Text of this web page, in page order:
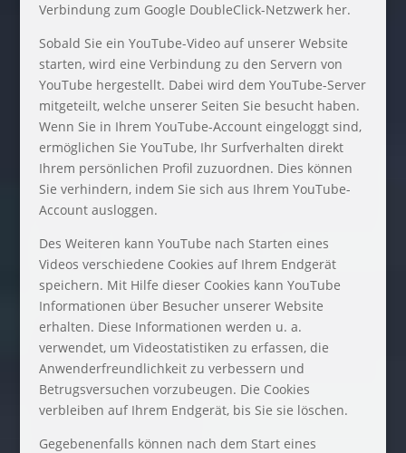
Verbindung zum Google DoubleClick-Netzwerk her.
Sobald Sie ein YouTube-Video auf unserer Website
starten, wird eine Verbindung zu den Servern von
YouTube hergestellt. Dabei wird dem YouTube-Server
mitgeteilt, welche unserer Seiten Sie besucht haben.
Wenn Sie in Ihrem YouTube-Account eingeloggt sind,
ermöglichen Sie YouTube, Ihr Surfverhalten direkt
Ihrem persönlichen Profil zuzuordnen. Dies können
Sie verhindern, indem Sie sich aus Ihrem YouTube-
Account ausloggen.
Des Weiteren kann YouTube nach Starten eines
Videos verschiedene Cookies auf Ihrem Endgerät
speichern. Mit Hilfe dieser Cookies kann YouTube
Informationen über Besucher unserer Website
erhalten. Diese Informationen werden u. a.
verwendet, um Videostatistiken zu erfassen, die
Anwenderfreundlichkeit zu verbessern und
Betrugsversuchen vorzubeugen. Die Cookies
verbleiben auf Ihrem Endgerät, bis Sie sie löschen.
Gegebenenfalls können nach dem Start eines